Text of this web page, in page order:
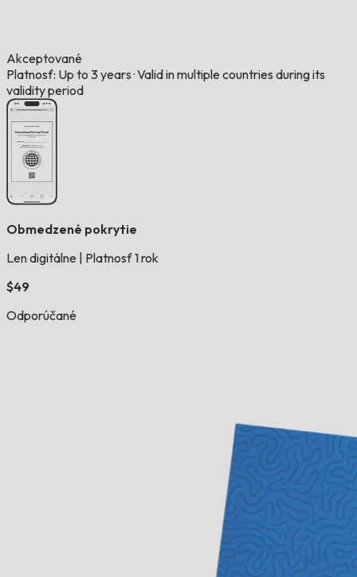
Akceptované
Platnosť: Up to 3 years ·Valid in multiple countries during its
validity period
Obmedzené pokrytie
Len digitálne
Platnosť 1 rok
$49
Odporúčané